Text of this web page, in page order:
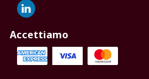
Accettiamo